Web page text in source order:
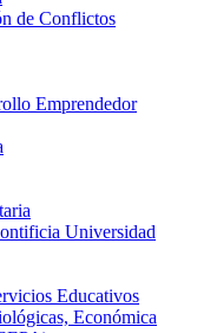
de Conflictos
Emprendedor
Universidad
Educativos
Económica